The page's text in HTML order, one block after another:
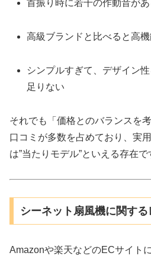
首振り時に若干の作動音があ
高級ブランドと比べると高
シンプルすぎて、デザイン
足りない
それでも「価格とのバランスを
口コミが多数を占めており、実
は”当たりモデル”といえる存在で
シーネット扇風機に関す
Amazonや楽天などのECサイト